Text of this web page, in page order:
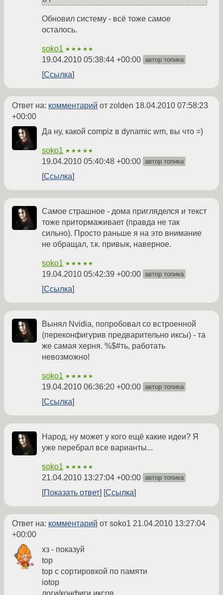
Обновил систему - всё тоже самое
осталось.
soko1 ★★★★★
19.04.2010 05:38:44 +00:00 автор топика
Ссылка
Ответ на: комментарий от zolden 18.04.2010 07:58:23
+00:00
Да ну, какой compiz в dynamic wm, вы что =)
soko1 ★★★★★
19.04.2010 05:40:48 +00:00 автор топика
Ссылка
Самое страшное - дома пригляделся и текст
тоже притормаживает (правда не так
сильно). Просто раньше я на это внимание
не обращал, т.к. привык, наверное.
soko1 ★★★★★
19.04.2010 05:42:39 +00:00 автор топика
Ссылка
Вынял Nvidia, попробовал со встроенной
(переконфигурив предварительно иксы) - та
же самая херня. %$#ть, работать
невозможно!
soko1 ★★★★★
19.04.2010 06:36:20 +00:00 автор топика
Ссылка
Народ, ну может у кого ещё какие идеи? Я
уже перебрал все варианты...
soko1 ★★★★★
21.04.2010 13:27:04 +00:00 автор топика
Показать ответ Ссылка
Ответ на: комментарий от soko1 21.04.2010 13:27:04
+00:00
хз - показуй
top
top с сортировкой по памяти
iotop